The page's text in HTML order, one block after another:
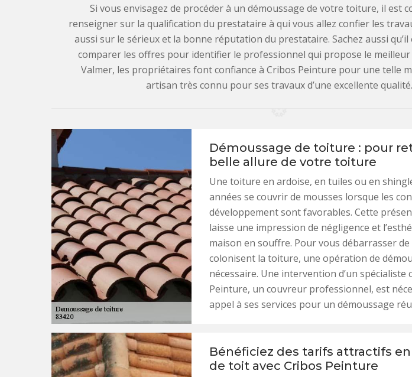
Si vous envisagez de procéder à un démoussage de votre toiture, il est
renseigner sur la qualification du prestataire à qui vous allez confier les
aussi sur le sérieux et la bonne réputation du prestataire. Sachez aussi qu’il
comparer les offres pour identifier le professionnel qui propose le meilleur
Valmer, les propriétaires font confiance à Cribos Peinture pour une telle
artisan très connu pour ses travaux d’une excellente qualité.
Démoussage de toiture : pour
belle allure de votre toiture
Une toiture en ardoise, en tuiles ou en
années se couvrir de mousses lorsque les
développement sont favorables. Cette
laisse une impression de négligence et
maison en souffre. Pour vous débarrasser de
colonisent la toiture, une opération de
nécessaire. Une intervention d’un spécialiste
Peinture, un couvreur professionnel, est
appel à ses services pour un démoussage
Bénéficiez des tarifs attractifs
de toit avec Cribos Peinture